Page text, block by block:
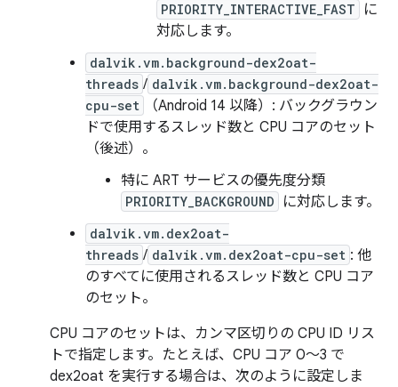
PRIORITY_INTERACTIVE_FAST
に
対応します。
dalvik.vm.background-dex2oat-
threads / dalvik.vm.background-dex2oat-
cpu-set
（Android 14 以降）: バックグラウン
ドで使用するスレッド数と CPU コアのセット
（後述）。
特に ART サービスの優先度分類
PRIORITY_BACKGROUND に対応します。
dalvik.vm.dex2oat-
threads / dalvik.vm.dex2oat-cpu-set : 他
のすべてに使用されるスレッド数と CPU コア
のセット。
CPU コアのセットは、カンマ区切りの CPU ID リス
トで指定します。たとえば、CPU コア 0～3 で
dex2oat を実行する場合は、次のように設定しま